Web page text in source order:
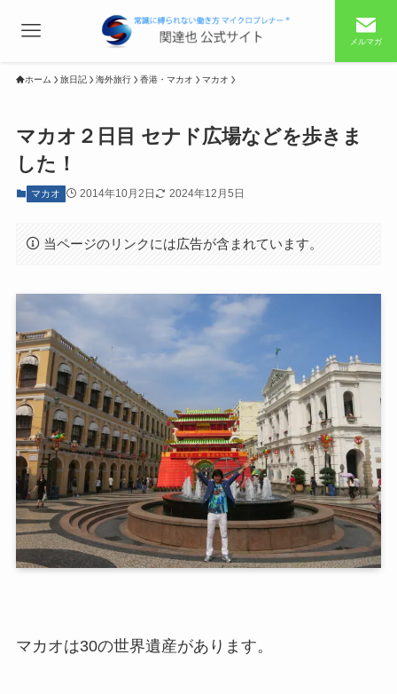
メルマガ
ホーム 旅日記 海外旅行 香港・マカオ マカオ
マカオ２日目 セナド広場などを歩きま
した！
マカオ 2014年10月2日 2024年12月5日
当ページのリンクには広告が含まれています。
マカオは30の世界遺産があります。